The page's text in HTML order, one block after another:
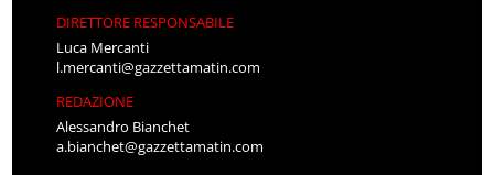
DIRETTORE RESPONSABILE
Luca Mercanti
l.mercanti@gazzettamatin.com
REDAZIONE
Alessandro Bianchet
a.bianchet@gazzettamatin.com